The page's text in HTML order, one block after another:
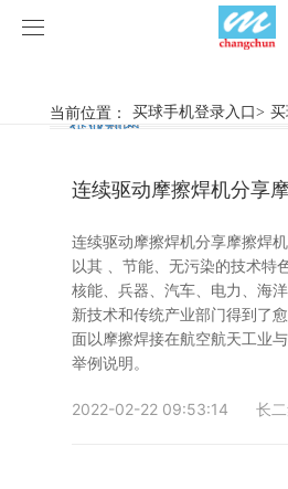
买球手机登录入口
旋弧焊机
摩擦焊机
惯性摩擦焊机
连续驱动摩擦焊机
产品视频
买球手机登录入口
行业新闻
企业动态
案例展示
客户案例
荣誉资质
当前位置： 买球手机登录入口>
行业新闻
企业动态
连续驱动摩擦焊机分享
连续驱动摩擦焊机分享摩擦焊
以其 、节能、无污染的技术特
核能、兵器、汽车、电力、海
新技术和传统产业部门得到了
面以摩擦焊接在航空航天工业
举例说明。
2022-02-22 09:53:14 长